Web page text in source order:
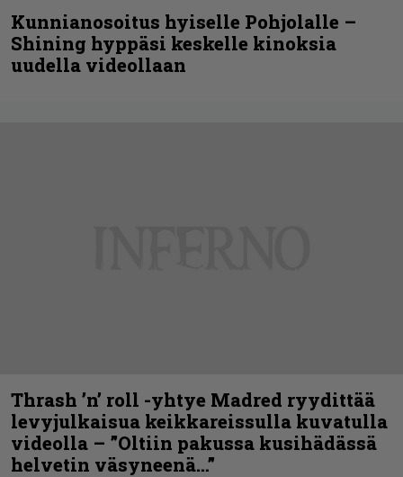
Kunnianosoitus hyiselle Pohjolalle –
Shining hyppäsi keskelle kinoksia
uudella videollaan
Thrash ’n’ roll -yhtye Madred ryydittää
levyjulkaisua keikkareissulla kuvatulla
videolla – ”Oltiin pakussa kusihädässä
helvetin väsyneenä…”